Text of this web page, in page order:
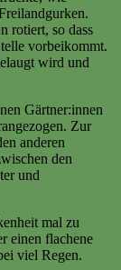
rotiert, so dass
vorbeikommt.
wird und
Gärtner:innen
Zur
anderen
den
und
mal zu
einen flachene
viel Regen.